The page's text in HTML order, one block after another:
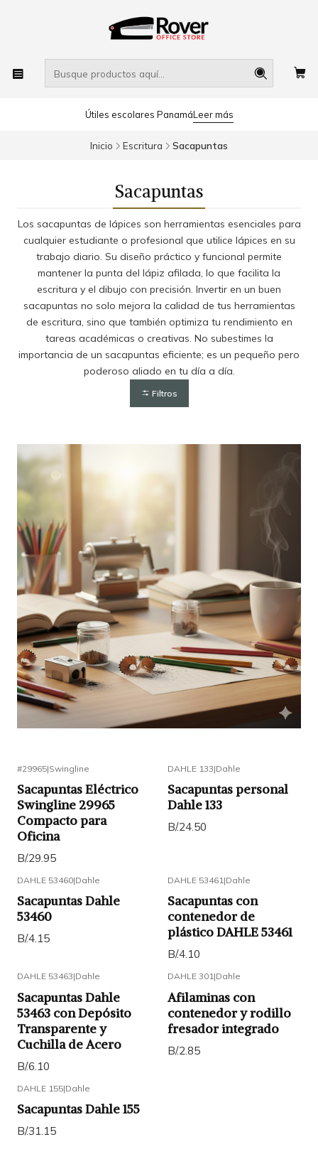
Útiles escolares PanamáLeer más
Inicio Escritura Sacapuntas
Sacapuntas
Los sacapuntas de lápices son herramientas esenciales para
cualquier estudiante o profesional que utilice lápices en su
trabajo diario. Su diseño práctico y funcional permite
mantener la punta del lápiz afilada, lo que facilita la
escritura y el dibujo con precisión. Invertir en un buen
sacapuntas no solo mejora la calidad de tus herramientas
de escritura, sino que también optimiza tu rendimiento en
tareas académicas o creativas. No subestimes la
importancia de un sacapuntas eficiente; es un pequeño pero
poderoso aliado en tu día a día.
Filtros
#29965|Swingline
Sacapuntas Eléctrico
Swingline 29965
Compacto para
Oficina
B/.29.95
DAHLE 133|Dahle
Sacapuntas personal
Dahle 133
B/.24.50
DAHLE 53460|Dahle
Sacapuntas Dahle
53460
B/.4.15
DAHLE 53461 |Dahle
Sacapuntas con
contenedor de
plástico DAHLE 53461
B/.4.10
DAHLE 53463|Dahle
Sacapuntas Dahle
53463 con Depósito
Transparente y
Cuchilla de Acero
B/.6.10
DAHLE 301|Dahle
Afilaminas con
contenedor y rodillo
fresador integrado
B/.2.85
DAHLE 155|Dahle
Sacapuntas Dahle 155
B/.31.15